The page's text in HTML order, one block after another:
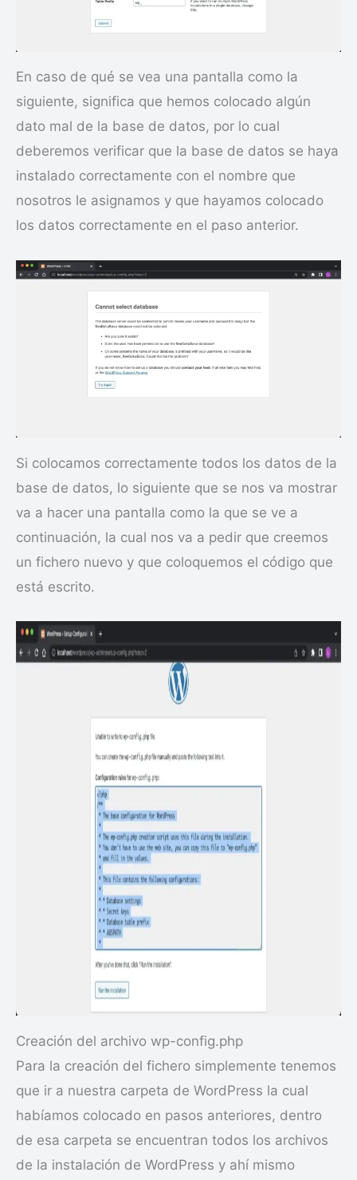
En caso de qué se vea una pantalla como la
siguiente, significa que hemos colocado algún
dato mal de la base de datos, por lo cual
deberemos verificar que la base de datos se haya
instalado correctamente con el nombre que
nosotros le asignamos y que hayamos colocado
los datos correctamente en el paso anterior.
Si colocamos correctamente todos los datos de la
base de datos, lo siguiente que se nos va mostrar
va a hacer una pantalla como la que se ve a
continuación, la cual nos va a pedir que creemos
un fichero nuevo y que coloquemos el código que
está escrito.
Creación del archivo wp-config.php
Para la creación del fichero simplemente tenemos
que ir a nuestra carpeta de WordPress la cual
habíamos colocado en pasos anteriores, dentro
de esa carpeta se encuentran todos los archivos
de la instalación de WordPress y ahí mismo